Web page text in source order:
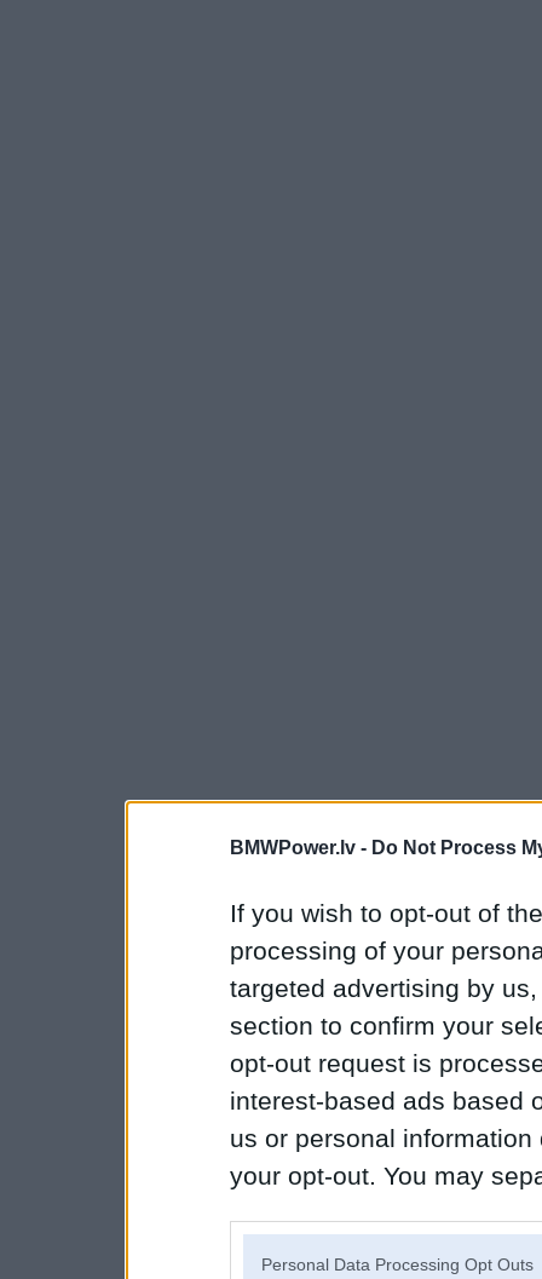
BMWPower.lv - Do Not Process
If you wish to opt-out of
processing of your
targeted advertising by
section to confirm your
opt-out request is
interest-based ads based
us or personal
your opt-out. You may
Personal Data Processing Opt Outs